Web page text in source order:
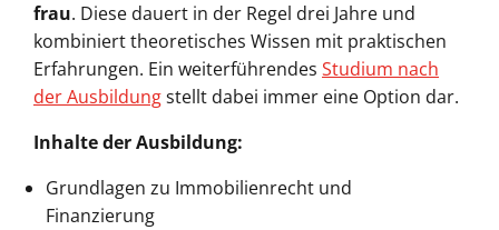
frau. Diese dauert in der Regel drei Jahre und
kombiniert theoretisches Wissen mit praktischen
Erfahrungen. Ein weiterführendes Studium nach
der Ausbildungstellt dabei immer eine Option dar.
Inhalte der Ausbildung:
Grundlagen zu Immobilienrecht und
Finanzierung